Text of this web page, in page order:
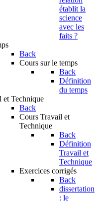
établit la
science
avec les
faits ?
Back
Cours sur le temps
Back
Définition
du temps
et Technique
Back
Cours Travail et
Technique
Back
Définition
Travail et
Technique
Exercices corrigés
Back
dissertation
: le